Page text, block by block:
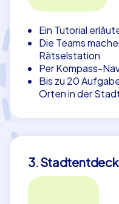
Ein Tutorial
Die Teams
Rätselstation
Per Kompass-
Bis zu 20
Orten in der
3.